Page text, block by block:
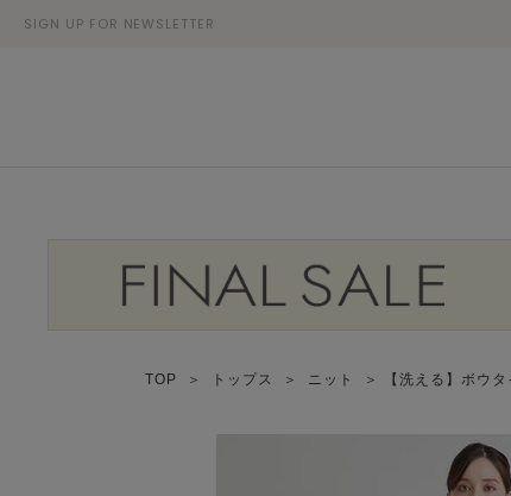
SIGN UP FOR NEWSLETTER
TOP ＞ トップス ＞ ニット ＞ 【洗える】ボウ